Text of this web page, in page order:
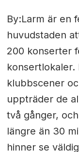
By:Larm är en
huvudstaden
200 konserter
konsertlokaler.
klubbscener
uppträder de
två gånger,
längre än 30
hinner se